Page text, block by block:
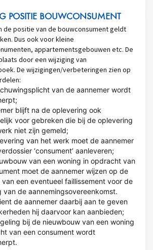
POSITIE BOUWCONSUMENT
de positie van de bouwconsument geldt
Dus ook voor kleine
appartementsgebouwen etc. De
door een wijziging van
De wijzigingen/verbeteringen zien op
van de aannemer wordt
blijft na de oplevering ook
voor gebreken die bij de oplevering
niet zijn gemeld;
van het werk moet de aannemer
‘consument’ aanleveren;
van een woning in opdracht van
moet de aannemer wijzen op de
een eventueel faillissement voor de
van de aannemingsovereenkomst.
de aannemer daarbij aan te geven
hij daarvoor kan aanbieden;
bij de nieuwbouw van een woning
van een consument wordt